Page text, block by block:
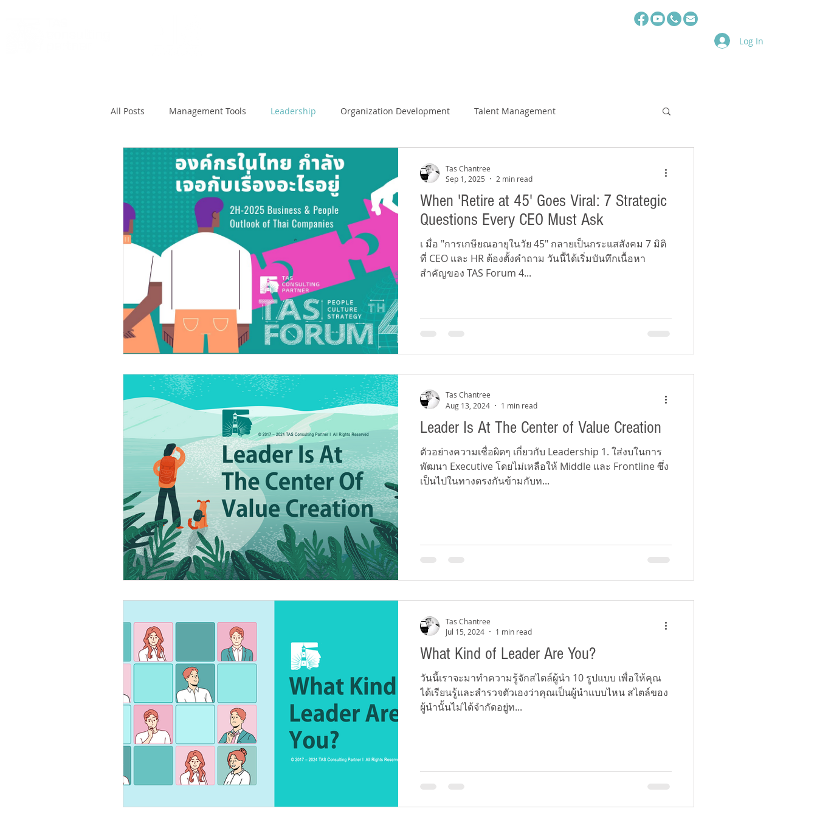
Log In
All Posts Management Tools Leadership Organization Development Talent Management
Workforce Analysis
When 'Retire at 45' Goes Viral: 7 Strategic
Questions Every CEO Must Ask
เ มื่อ "การเกษียณอายุในวัย 45" กลายเป็นกระแสสังคม 7 มิติ
ที่ CEO และ HR ต้องตั้งคำถาม วันนี้ได้เริ่มบันทึกเนื้อหา
สำคัญของ TAS Forum 4...
Tas Chantree
Sep 1, 2025
2 min read
Leader Is At The Center of Value Creation
ตัวอย่างความเชื่อผิดๆ เกี่ยวกับ Leadership 1. ใส่งบในการ
พัฒนา Executive โดยไม่เหลือให้ Middle และ Frontline ซึ่ง
เป็นไปในทางตรงกันข้ามกับท...
Tas Chantree
Aug 13, 2024
1 min read
What Kind of Leader Are You?
วันนี้เราจะมาทำความรู้จักสไตล์ผู้นำ 10 รูปแบบ เพื่อให้คุณ
ได้เรียนรู้และสำรวจตัวเองว่าคุณเป็นผู้นำแบบไหน สไตล์ของ
ผู้นำนั้นไม่ได้จำกัดอยู่ท...
Tas Chantree
Jul 15, 2024
1 min read